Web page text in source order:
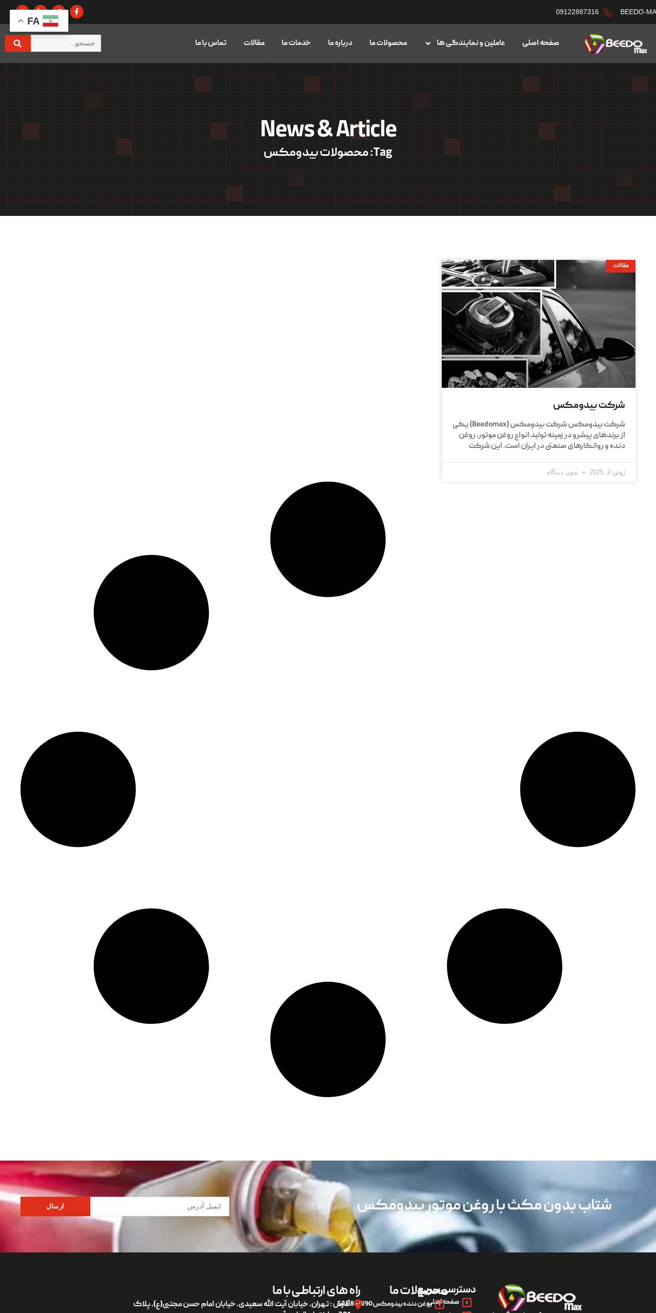
BEEDO-
09122887316
صفحه اصلی عاملین و نمایندگی ها محصولات ما درباره ما خدمات ما مقالات تماس با ما
News & Article
Tag: محصولات بیدومکس
مقالات
شرکت بیدومکس
شرکت بیدومکس شرکت بیدومکس (Beedomax) یکی
از برندهای پیشرو در زمینه تولید انواع روغن موتور، روغن
دنده و روانکارهای صنعتی در ایران است. این شرکت
ژوئن 2, 2025 بدون دیدگاه
شتاب بدون مکث با روغن موتور بیدومکس ارسال
دسترسی سریع
صفحه اصلی
محصولات ما
روغن دنده بیدومکس SAE 85W90
راه های ارتباطی با ما
آدرس : تهران، خیابان آیت الله سعیدی، خیابان امام حسن مجتبی(ع)، پلاک
FA